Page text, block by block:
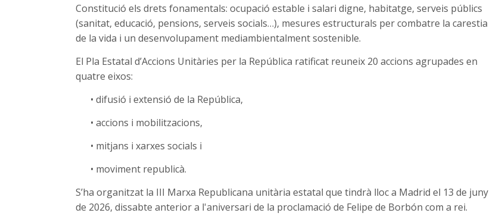
Constitució els drets fonamentals: ocupació estable i salari digne, habitatge, serveis públics
(sanitat, educació, pensions, serveis socials…), mesures estructurals per combatre la carestia
de la vida i un desenvolupament mediambientalment sostenible.
El Pla Estatal d’Accions Unitàries per la República ratificat reuneix 20 accions agrupades en
quatre eixos:
• difusió i extensió de la República,
• accions i mobilitzacions,
• mitjans i xarxes socials i
• moviment republicà.
S’ha organitzat la III Marxa Republicana unitària estatal que tindrà lloc a Madrid el 13 de juny
de 2026, dissabte anterior a l'aniversari de la proclamació de Felipe de Borbón com a rei.